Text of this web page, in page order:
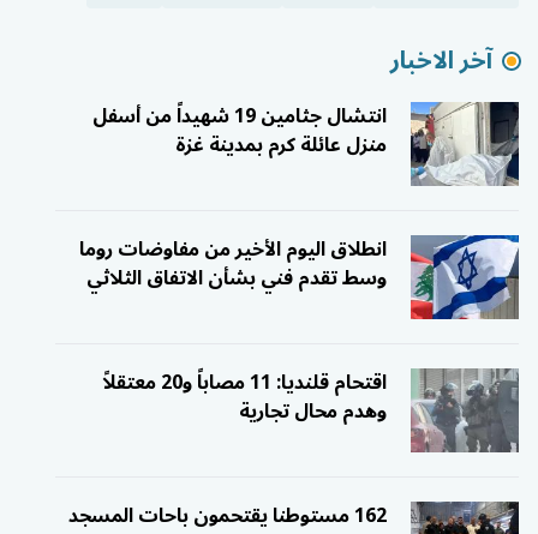
آخر الاخبار
انتشال جثامين 19 شهيداً من أسفل
منزل عائلة كرم بمدينة غزة
انطلاق اليوم الأخير من مفاوضات روما
وسط تقدم فني بشأن الاتفاق الثلاثي
اقتحام قلنديا: 11 مصاباً و20 معتقلاً
وهدم محال تجارية
162 مستوطنا يقتحمون باحات المسجد